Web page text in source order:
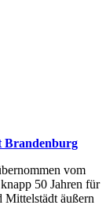
Brandenburg
vom
50 Jahren für
äußern